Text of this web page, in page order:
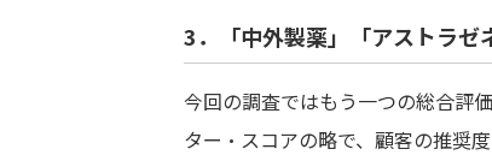
3．「中外製薬」「アストラゼ
今回の調査ではもう一つの総合評
ター・スコアの略で、顧客の推奨